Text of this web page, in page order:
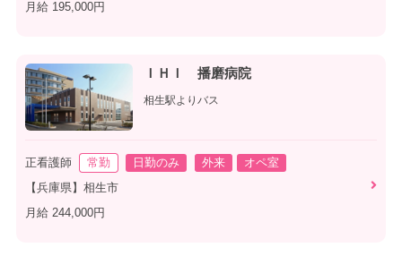
月給 195,000円
ＩＨＩ 播磨病院
相生駅よりバス
正看護師 常勤 日勤のみ 外来
オペ室
【兵庫県】相生市
月給 244,000円